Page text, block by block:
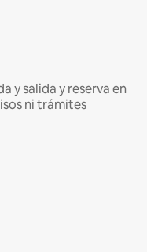
y salida y reserva en
ni trámites